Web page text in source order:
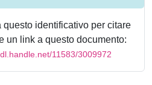
questo identificativo per citare
un link a questo documento:
11583/3009972